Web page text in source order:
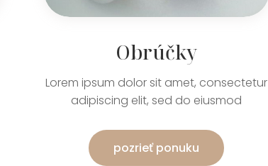
Obrúčky
Lorem ipsum dolor sit amet, consectetur
adipiscing elit, sed do eiusmod
pozrieť ponuku